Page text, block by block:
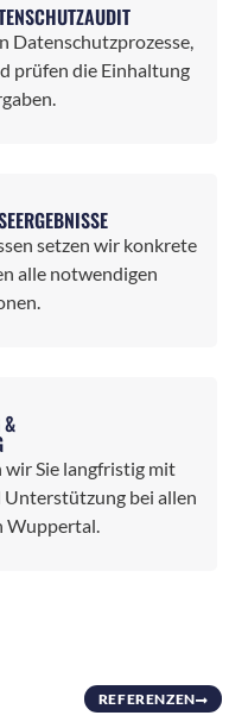
Datenschutzprozesse,
prüfen die Einhaltung
setzen wir konkrete
alle notwendigen
&
wir Sie langfristig mit
bei allen
Wuppertal.
REFERENZEN